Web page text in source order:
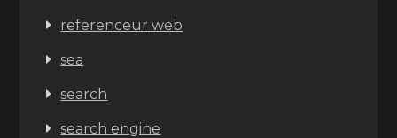
referenceur web
sea
search
search engine